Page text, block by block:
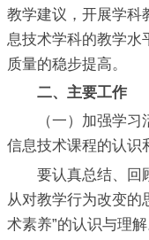
教学建议，开展学科
息技术学科的教学水
质量的稳步提高。
二、主要工作
（一）加强学习活
信息技术课程的认识
要认真总结、回顾
从对教学行为改变的
术素养”的认识与理